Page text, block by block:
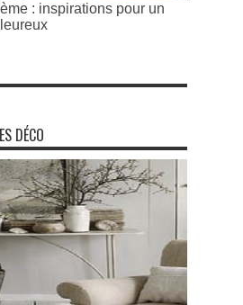
: inspirations pour un
DÉCO